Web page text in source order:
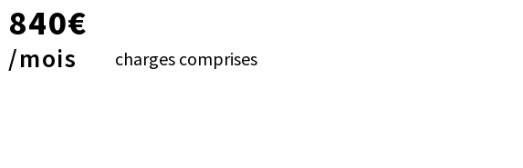
840€
/mois charges comprises